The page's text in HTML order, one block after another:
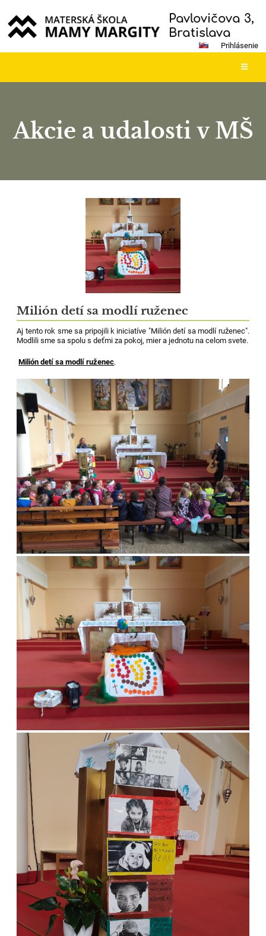
Pavlovičova 3,
Bratislava
Prihlásenie
Akcie a udalosti v MŠ
Milión detí sa modlí ruženec
Aj tento rok sme sa pripojili k iniciatíve "Milión detí sa modlí ruženec".
Modlili sme sa spolu s deťmi za pokoj, mier a jednotu na celom svete.
Milión detí sa modlí ruženec.